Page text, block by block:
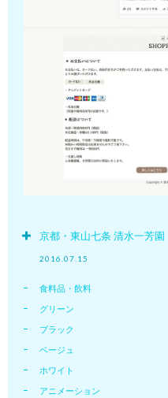
京都・東山七条 清水一芳園
2016.07.15
食料品・飲料
グリーン
ブラック
ベージュ
ホワイト
アニメーション